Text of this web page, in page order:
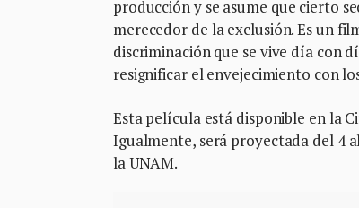
producción y se asume que cierto
merecedor de la exclusión. Es un
discriminación que se vive día con
resignificar el envejecimiento con
Esta película está disponible en la
Igualmente, será proyectada del 4
la UNAM.